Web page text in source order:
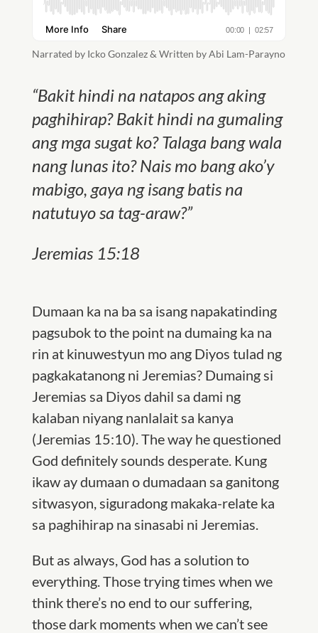
Narrated by Icko Gonzalez & Written by Abi Lam-Parayno
“Bakit hindi na natapos ang aking
paghihirap? Bakit hindi na gumaling
ang mga sugat ko? Talaga bang wala
nang lunas ito? Nais mo bang ako’y
mabigo, gaya ng isang batis na
natutuyo sa tag-araw?”
Jeremias 15:18
Dumaan ka na ba sa isang napakatinding
pagsubok to the point na dumaing ka na
rin at kinuwestyun mo ang Diyos tulad ng
pagkakatanong ni Jeremias? Dumaing si
Jeremias sa Diyos dahil sa dami ng
kalaban niyang nanlalait sa kanya
(Jeremias 15:10). The way he questioned
God definitely sounds desperate. Kung
ikaw ay dumaan o dumadaan sa ganitong
sitwasyon, siguradong makaka-relate ka
sa paghihirap na sinasabi ni Jeremias.
But as always, God has a solution to
everything. Those trying times when we
think there’s no end to our suffering,
those dark moments when we can’t see